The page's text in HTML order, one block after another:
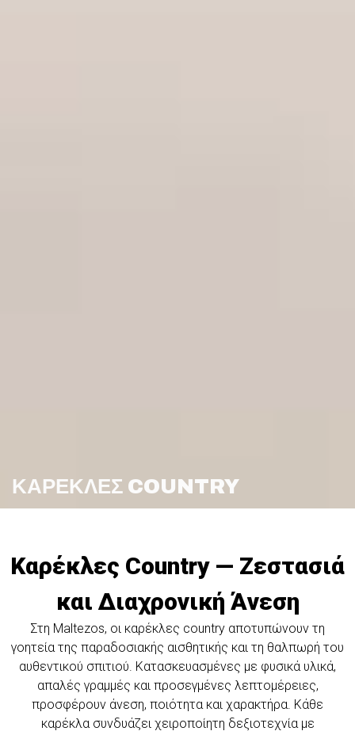
ΚΑΡΕΚΛΕΣ COUNTRY
Καρέκλες Country — Ζεστασιά
και Διαχρονική Άνεση
Στη Maltezos, οι καρέκλες country αποτυπώνουν τη
γοητεία της παραδοσιακής αισθητικής και τη θαλπωρή του
αυθεντικού σπιτιού. Κατασκευασμένες με φυσικά υλικά,
απαλές γραμμές και προσεγμένες λεπτομέρειες,
προσφέρουν άνεση, ποιότητα και χαρακτήρα. Κάθε
καρέκλα συνδυάζει χειροποίητη δεξιοτεχνία με